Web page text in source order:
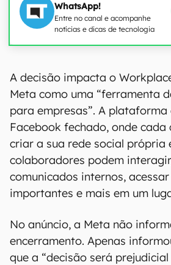
WhatsApp!
Entre no canal e acompanhe
notícias e dicas de tecnologia
A decisão impacta o
Meta como uma “ferramenta
para empresas”. A plataforma
Facebook fechado, onde
criar a sua rede social própria
colaboradores podem
comunicados internos,
importantes e mais em um
No anúncio, a Meta não
encerramento. Apenas
que a “decisão será